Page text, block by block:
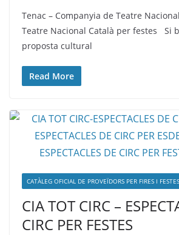
Tenac – Companyia de Teatre
Teatre Nacional Català per festes Si
proposta cultural
Read More
CATÀLEG OFICIAL DE PROVEÏDORS PER FIRES I
CIA TOT CIRC –
CIRC PER FESTES